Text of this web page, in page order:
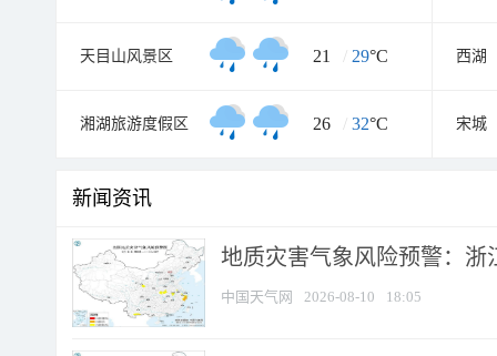
天目山风景区 21 / 29°C 西湖
湘湖旅游度假区 26 / 32°C 宋城
新闻资讯
地质灾害气象风险预警：浙
中国天气网 2026-08-10 18:05